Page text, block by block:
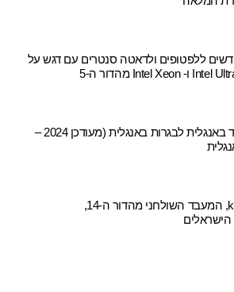
ללפטופים ולדאטה סנטרים עם דגש על
איך לכתוב חיבור בעד ונגד באנגלית לבגרות באנגלית (מעודכן 2024 –
אינטל משיקה את k14900, המעבד השולחני מהדור ה-14,